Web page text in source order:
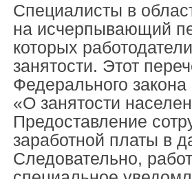
Специалисты в
на исчерпывающий
которых
занятости. Этот
Федерального
«О занятости
Предоставление
заработной платы в
Следовательно,